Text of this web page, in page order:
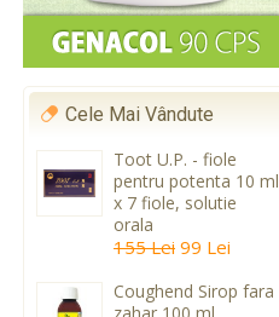
Cele Mai Vândute
Toot U.P. - fiole
pentru potenta 10 ml
x 7 fiole, solutie
orala
155 Lei 99 Lei
Coughend Sirop fara